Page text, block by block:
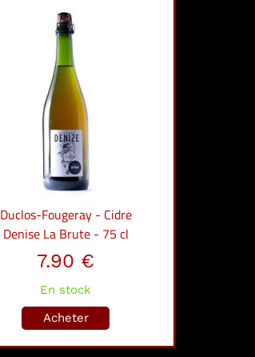
Duclos-Fougeray - Cidre
Denise La Brute - 75 cl
7.90 €
En stock
Acheter